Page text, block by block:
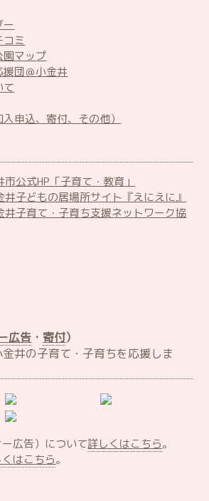
ミ
園マップ
団＠小金井
て
申込、寄付、その他）
公式HP「子育て・教育」
子どもの居場所サイト『えにえに』
井子育て・子育ち支援ネットワーク協
広告 ・ 寄付）
井の子育て・子育ちを応援しま
広告）について詳しくはこちら。
はこちら。